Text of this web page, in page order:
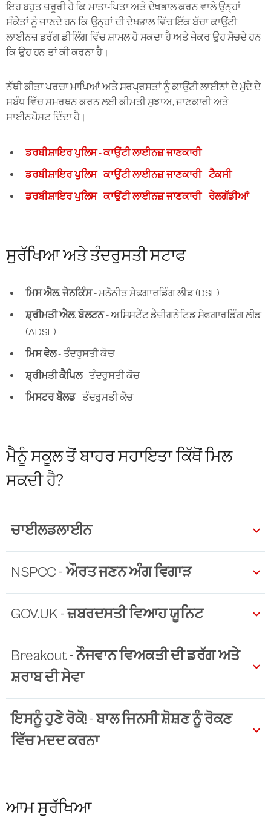
ਇਹ ਬਹੁਤ ਜ਼ਰੂਰੀ ਹੈ ਕਿ ਮਾਤਾ-ਪਿਤਾ ਅਤੇ ਦੇਖਭਾਲ ਕਰਨ ਵਾਲੇ ਉਨ੍ਹਾਂ
ਸੰਕੇਤਾਂ ਨੂੰ ਜਾਣਦੇ ਹਨ ਕਿ ਉਨ੍ਹਾਂ ਦੀ ਦੇਖਭਾਲ ਵਿੱਚ ਇੱਕ ਬੱਚਾ ਕਾਉਂਟੀ
ਲਾਈਨਜ਼ ਡਰੱਗ ਡੀਲਿੰਗ ਵਿੱਚ ਸ਼ਾਮਲ ਹੋ ਸਕਦਾ ਹੈ ਅਤੇ ਜੇਕਰ ਉਹ ਸੋਚਦੇ ਹਨ
ਕਿ ਉਹ ਹਨ ਤਾਂ ਕੀ ਕਰਨਾ ਹੈ।
ਨੱਥੀ ਕੀਤਾ ਪਰਚਾ ਮਾਪਿਆਂ ਅਤੇ ਸਰਪ੍ਰਸਤਾਂ ਨੂੰ ਕਾਉਂਟੀ ਲਾਈਨਾਂ ਦੇ ਮੁੱਦੇ ਦੇ
ਸਬੰਧ ਵਿੱਚ ਸਮਰਥਨ ਕਰਨ ਲਈ ਕੀਮਤੀ ਸੁਝਾਅ, ਜਾਣਕਾਰੀ ਅਤੇ
ਸਾਈਨਪੋਸਟ ਦਿੰਦਾ ਹੈ।
ਡਰਬੀਸ਼ਾਇਰ ਪੁਲਿਸ - ਕਾਉਂਟੀ ਲਾਈਨਜ਼ ਜਾਣਕਾਰੀ
ਡਰਬੀਸ਼ਾਇਰ ਪੁਲਿਸ - ਕਾਉਂਟੀ ਲਾਈਨਜ਼ ਜਾਣਕਾਰੀ - ਟੈਕਸੀ
ਡਰਬੀਸ਼ਾਇਰ ਪੁਲਿਸ - ਕਾਉਂਟੀ ਲਾਈਨਜ਼ ਜਾਣਕਾਰੀ - ਰੇਲਗੱਡੀਆਂ
ਸੁਰੱਖਿਆ ਅਤੇ ਤੰਦਰੁਸਤੀ ਸਟਾਫ
ਮਿਸ ਐਲ. ਜੇਨਕਿੰਸ -ਮਨੋਨੀਤ ਸੇਫਗਾਰਡਿੰਗ ਲੀਡ (DSL)
ਸ਼੍ਰੀਮਤੀ ਐਲ. ਬੋਲਟਨ -ਅਸਿਸਟੈਂਟ ਡੈਜ਼ੀਗਨੇਟਿਡ ਸੇਫਗਾਰਡਿੰਗ ਲੀਡ
(ADSL)
ਮਿਸ ਵੇਲ- ਤੰਦਰੁਸਤੀ ਕੋਚ
ਸ਼੍ਰੀਮਤੀ ਕੈਪਿਲ- ਤੰਦਰੁਸਤੀ ਕੋਚ
ਮਿਸਟਰ ਬੋਲਡ- ਤੰਦਰੁਸਤੀ ਕੋਚ
ਮੈਨੂੰ ਸਕੂਲ ਤੋਂ ਬਾਹਰ ਸਹਾਇਤਾ ਕਿੱਥੋਂ ਮਿਲ
ਸਕਦੀ ਹੈ?
ਚਾਈਲਡਲਾਈਨ
NSPCC - ਔਰਤ ਜਣਨ ਅੰਗ ਵਿਗਾੜ
GOV.UK - ਜ਼ਬਰਦਸਤੀ ਵਿਆਹ ਯੂਨਿਟ
Breakout - ਨੌਜਵਾਨ ਵਿਅਕਤੀ ਦੀ ਡਰੱਗ ਅਤੇ
ਸ਼ਰਾਬ ਦੀ ਸੇਵਾ
ਇਸਨੂੰ ਹੁਣੇ ਰੋਕੋ! - ਬਾਲ ਜਿਨਸੀ ਸ਼ੋਸ਼ਣ ਨੂੰ ਰੋਕਣ
ਵਿੱਚ ਮਦਦ ਕਰਨਾ
ਆਮ ਸੁਰੱਖਿਆ